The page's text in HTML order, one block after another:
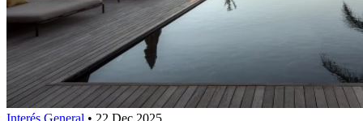
Interés General • 22 Dec 2025